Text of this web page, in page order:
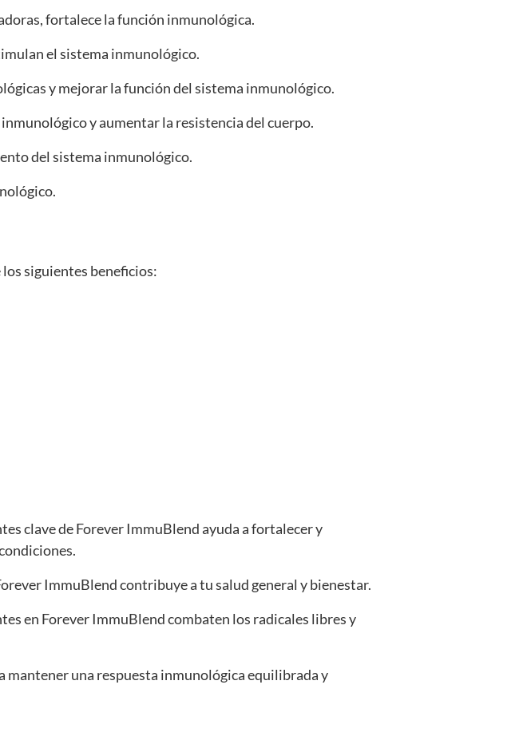
fortalece la función inmunológica.
el sistema inmunológico.
y mejorar la función del sistema inmunológico.
y aumentar la resistencia del cuerpo.
del sistema inmunológico.
siguientes beneficios:
clave de Forever ImmuBlend ayuda a fortalecer y
ImmuBlend contribuye a tu salud general y bienestar.
en Forever ImmuBlend combaten los radicales libres y
mantener una respuesta inmunológica equilibrada y